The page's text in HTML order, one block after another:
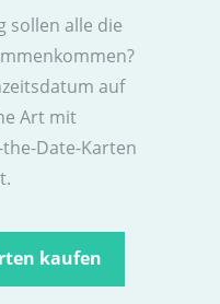
sollen alle die
auf
Art mit
Date-Karten
kaufen